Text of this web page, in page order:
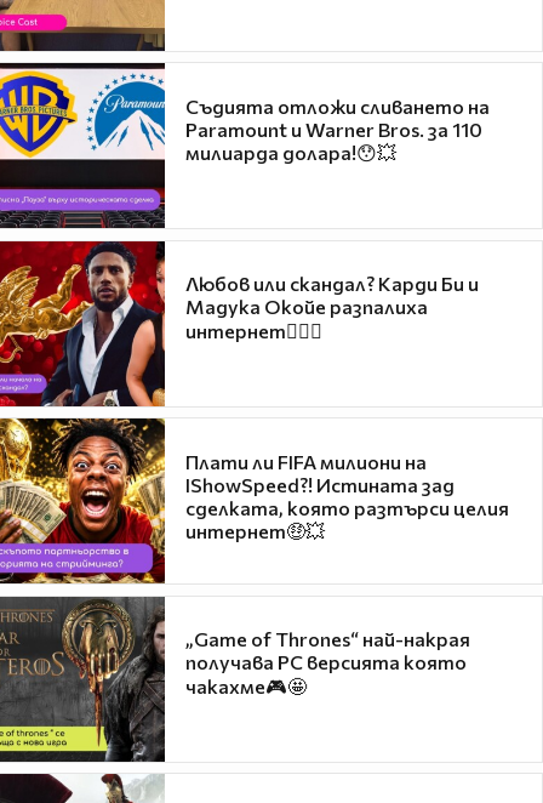
Съдията отложи сливането на
Paramount и Warner Bros. за 110
милиарда долара!😯💥
Любов или скандал? Карди Би и
Мадука Окойе разпалиха
интернет❤️‍🔥🔥
Плати ли FIFA милиони на
IShowSpeed?! Истината зад
сделката, която разтърси целия
интернет🤑💥
„Game of Thrones“ най-накрая
получава PC версията която
чакахме🎮🤩